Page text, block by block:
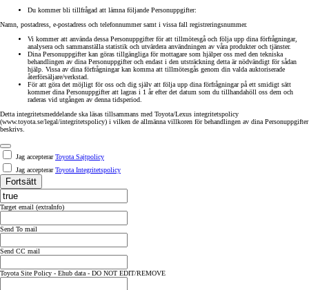
Du kommer bli tillfrågad att lämna följande Personuppgifter:
Namn, postadress, e-postadress och telefonnummer samt i vissa fall registreringsnummer.
Vi kommer att använda dessa Personuppgifter för att tillmötesgå och följa upp dina förfrågningar,
analysera och sammanställa statistik och utvärdera användningen av våra produkter och tjänster.
Dina Personuppgifter kan göras tillgängliga för mottagare som hjälper oss med den tekniska
behandlingen av dina Personuppgifter och endast i den utsträckning detta är nödvändigt för sådan
hjälp. Vissa av dina förfrågningar kan komma att tillmötesgås genom din valda auktoriserade
återförsäljare/verkstad.
För att göra det möjligt för oss och dig själv att följa upp dina förfrågningar på ett smidigt sätt
kommer dina Personuppgifter att lagras i 1 år efter det datum som du tillhandahöll oss dem och
raderas vid utgången av denna tidsperiod.
Detta integritetsmeddelande ska läsas tillsammans med Toyota/Lexus integritetspolicy
(www.toyota.se/legal/integritetspolicy) i vilken de allmänna villkoren för behandlingen av dina Personuppgifter
beskrivs.
Jag accepterarToyota Sajtpolicy
Jag accepterarToyota Integritetspolicy
Fortsätt
Target email (extraInfo)
Send To mail
Send CC mail
Toyota Site Policy - Ehub data - DO NOT EDIT/REMOVE